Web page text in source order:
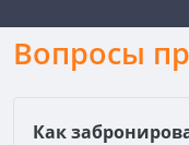
Вопросы
Как